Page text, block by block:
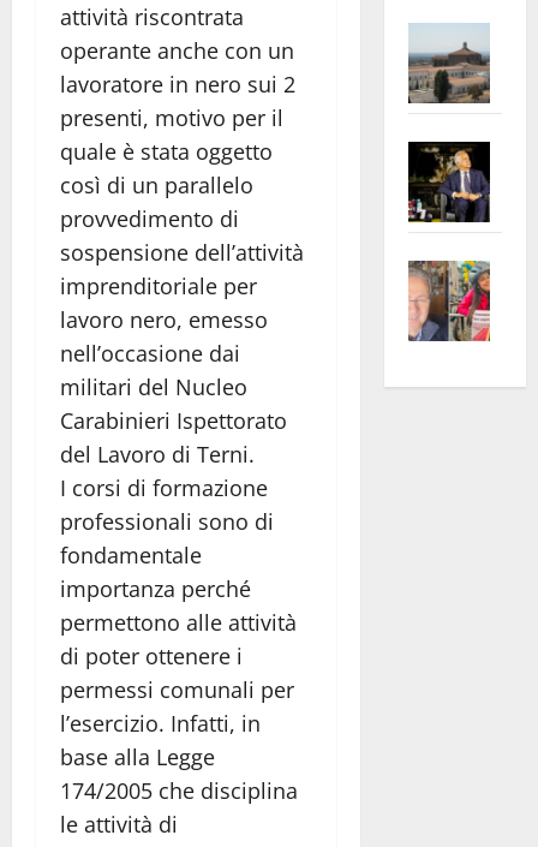
attività riscontrata
operante anche con un
lavoratore in nero sui 2
presenti, motivo per il
quale è stata oggetto
così di un parallelo
provvedimento di
sospensione dell’attività
imprenditoriale per
lavoro nero, emesso
nell’occasione dai
militari del Nucleo
Carabinieri Ispettorato
del Lavoro di Terni.
I corsi di formazione
professionali sono di
fondamentale
importanza perché
permettono alle attività
di poter ottenere i
permessi comunali per
l’esercizio. Infatti, in
base alla Legge
174/2005 che disciplina
le attività di
euro
apre